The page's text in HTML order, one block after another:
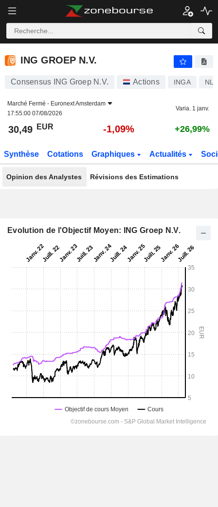
ING GROEP N.V.
ING GROEP N.V.
Consensus ING Groep N.V. Actions INGA
Marché Fermé - Euronext Amsterdam
17:55:00 07/08/2026
Varia. 1 janv.
30,49 EUR -1,09% +26,99%
Synthèse Cotations Graphiques Actualités
Opinion des Analystes Révisions des Estimations
Evolution de l'Objectif Moyen: ING Groep N.V.